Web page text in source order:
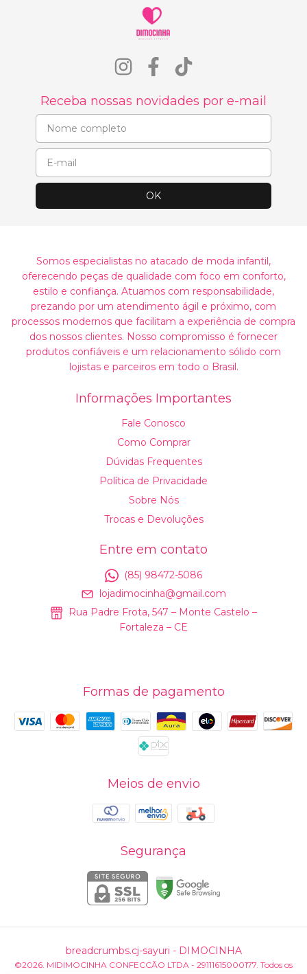
Receba nossas novidades por e-mail
Somos especialistas no atacado de moda infantil,
oferecendo peças de qualidade com foco em conforto,
estilo e confiança. Atuamos com responsabilidade,
prezando por um atendimento ágil e próximo, com
processos modernos que facilitam a experiência de compra
dos nossos clientes. Nosso compromisso é fornecer
produtos confiáveis e um relacionamento sólido com
lojistas e parceiros em todo o Brasil.
Informações Importantes
Fale Conosco
Como Comprar
Dúvidas Frequentes
Política de Privacidade
Sobre Nós
Trocas e Devoluções
Entre em contato
(85) 98472-5086
lojadimocinha@gmail.com
Rua Padre Frota, 547 – Monte Castelo –
Fortaleza – CE
Formas de pagamento
Meios de envio
Segurança
breadcrumbs.cj-sayuri - DIMOCINHA
©2026. MIDIMOCINHA CONFECCÃO LTDA - 29111615000177. Todos os